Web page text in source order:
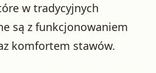
w tradycyjnych
są z funkcjonowaniem
komfortem stawów.